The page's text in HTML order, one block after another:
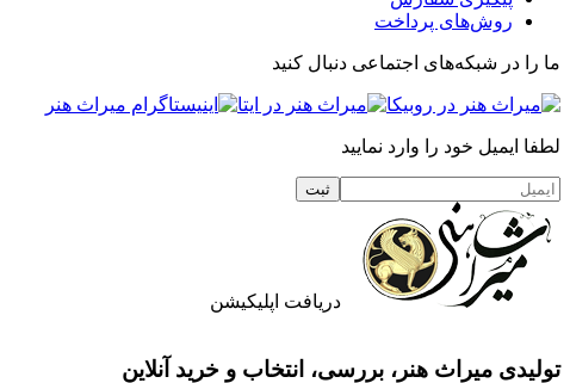
روش‌های پرداخت
ما را در شبکه‌های اجتماعی دنبال کنید
لطفا ایمیل خود را وارد نمایید
دریافت اپلیکیشن
تولیدی میراث هنر، بررسی، انتخاب و خرید آنلاین